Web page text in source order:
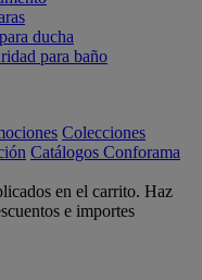
ducha
para baño
Colecciones
Catálogos Conforama
en el carrito. Haz
e importes